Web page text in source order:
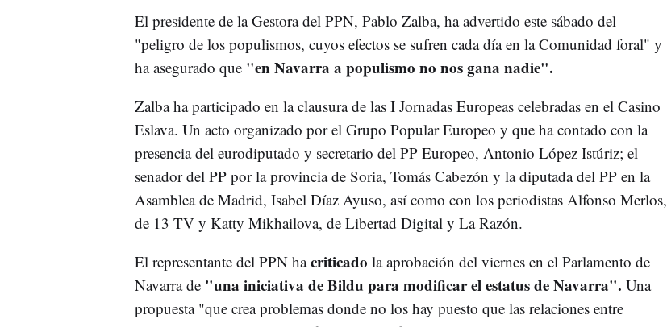
El presidente de la Gestora del PPN, Pablo Zalba, ha advertido este sábado del
"peligro de los populismos, cuyos efectos se sufren cada día en la Comunidad foral" y
ha asegurado que"en Navarra a populismo no nos gana nadie".
Zalba ha participado en la clausura de las I Jornadas Europeas celebradas en el Casino
Eslava. Un acto organizado por el Grupo Popular Europeo y que ha contado con la
presencia del eurodiputado y secretario del PP Europeo, Antonio López Istúriz; el
senador del PP por la provincia de Soria, Tomás Cabezón y la diputada del PP en la
Asamblea de Madrid, Isabel Díaz Ayuso, así como con los periodistas Alfonso Merlos,
de 13 TV y Katty Mikhailova, de Libertad Digital y La Razón.
El representante del PPN hacriticado la aprobación del viernes en el Parlamento de
Navarra de"una iniciativa de Bildu para modificar el estatus de Navarra". Una
propuesta "que crea problemas donde no los hay puesto que las relaciones entre